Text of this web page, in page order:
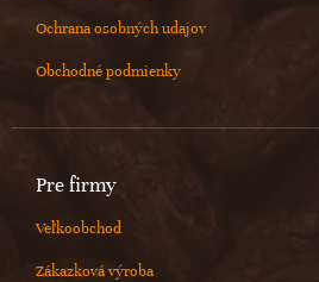
Ochrana osobných udajov
Obchodné podmienky
Pre firmy
Veľkoobchod
Zákazková výroba